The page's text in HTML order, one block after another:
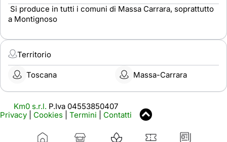
Si produce in tutti i comuni di Massa Carrara, soprattutto
a Montignoso
Territorio
Toscana Massa-Carrara
Km0 s.r.l. P.Iva 04553850407
Privacy
Cookies Termini Contatti